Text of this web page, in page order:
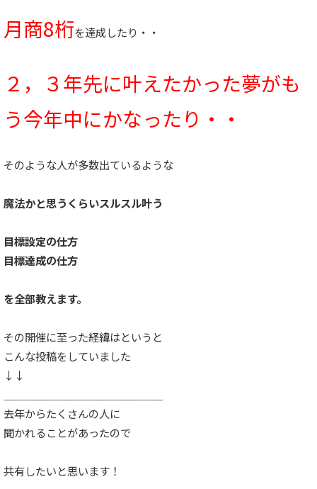
月商8桁を達成したり・・
２，３年先に叶えたかった夢がも
う今年中にかなったり・・
そのような人が多数出ているような
魔法かと思うくらいスルスル叶う
目標設定の仕方
目標達成の仕方
を全部教えます。
その開催に至った経緯はというと
こんな投稿をしていました
↓↓
去年からたくさんの人に
聞かれることがあったので
共有したいと思います！